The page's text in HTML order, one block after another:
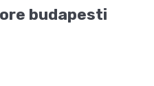
budapesti